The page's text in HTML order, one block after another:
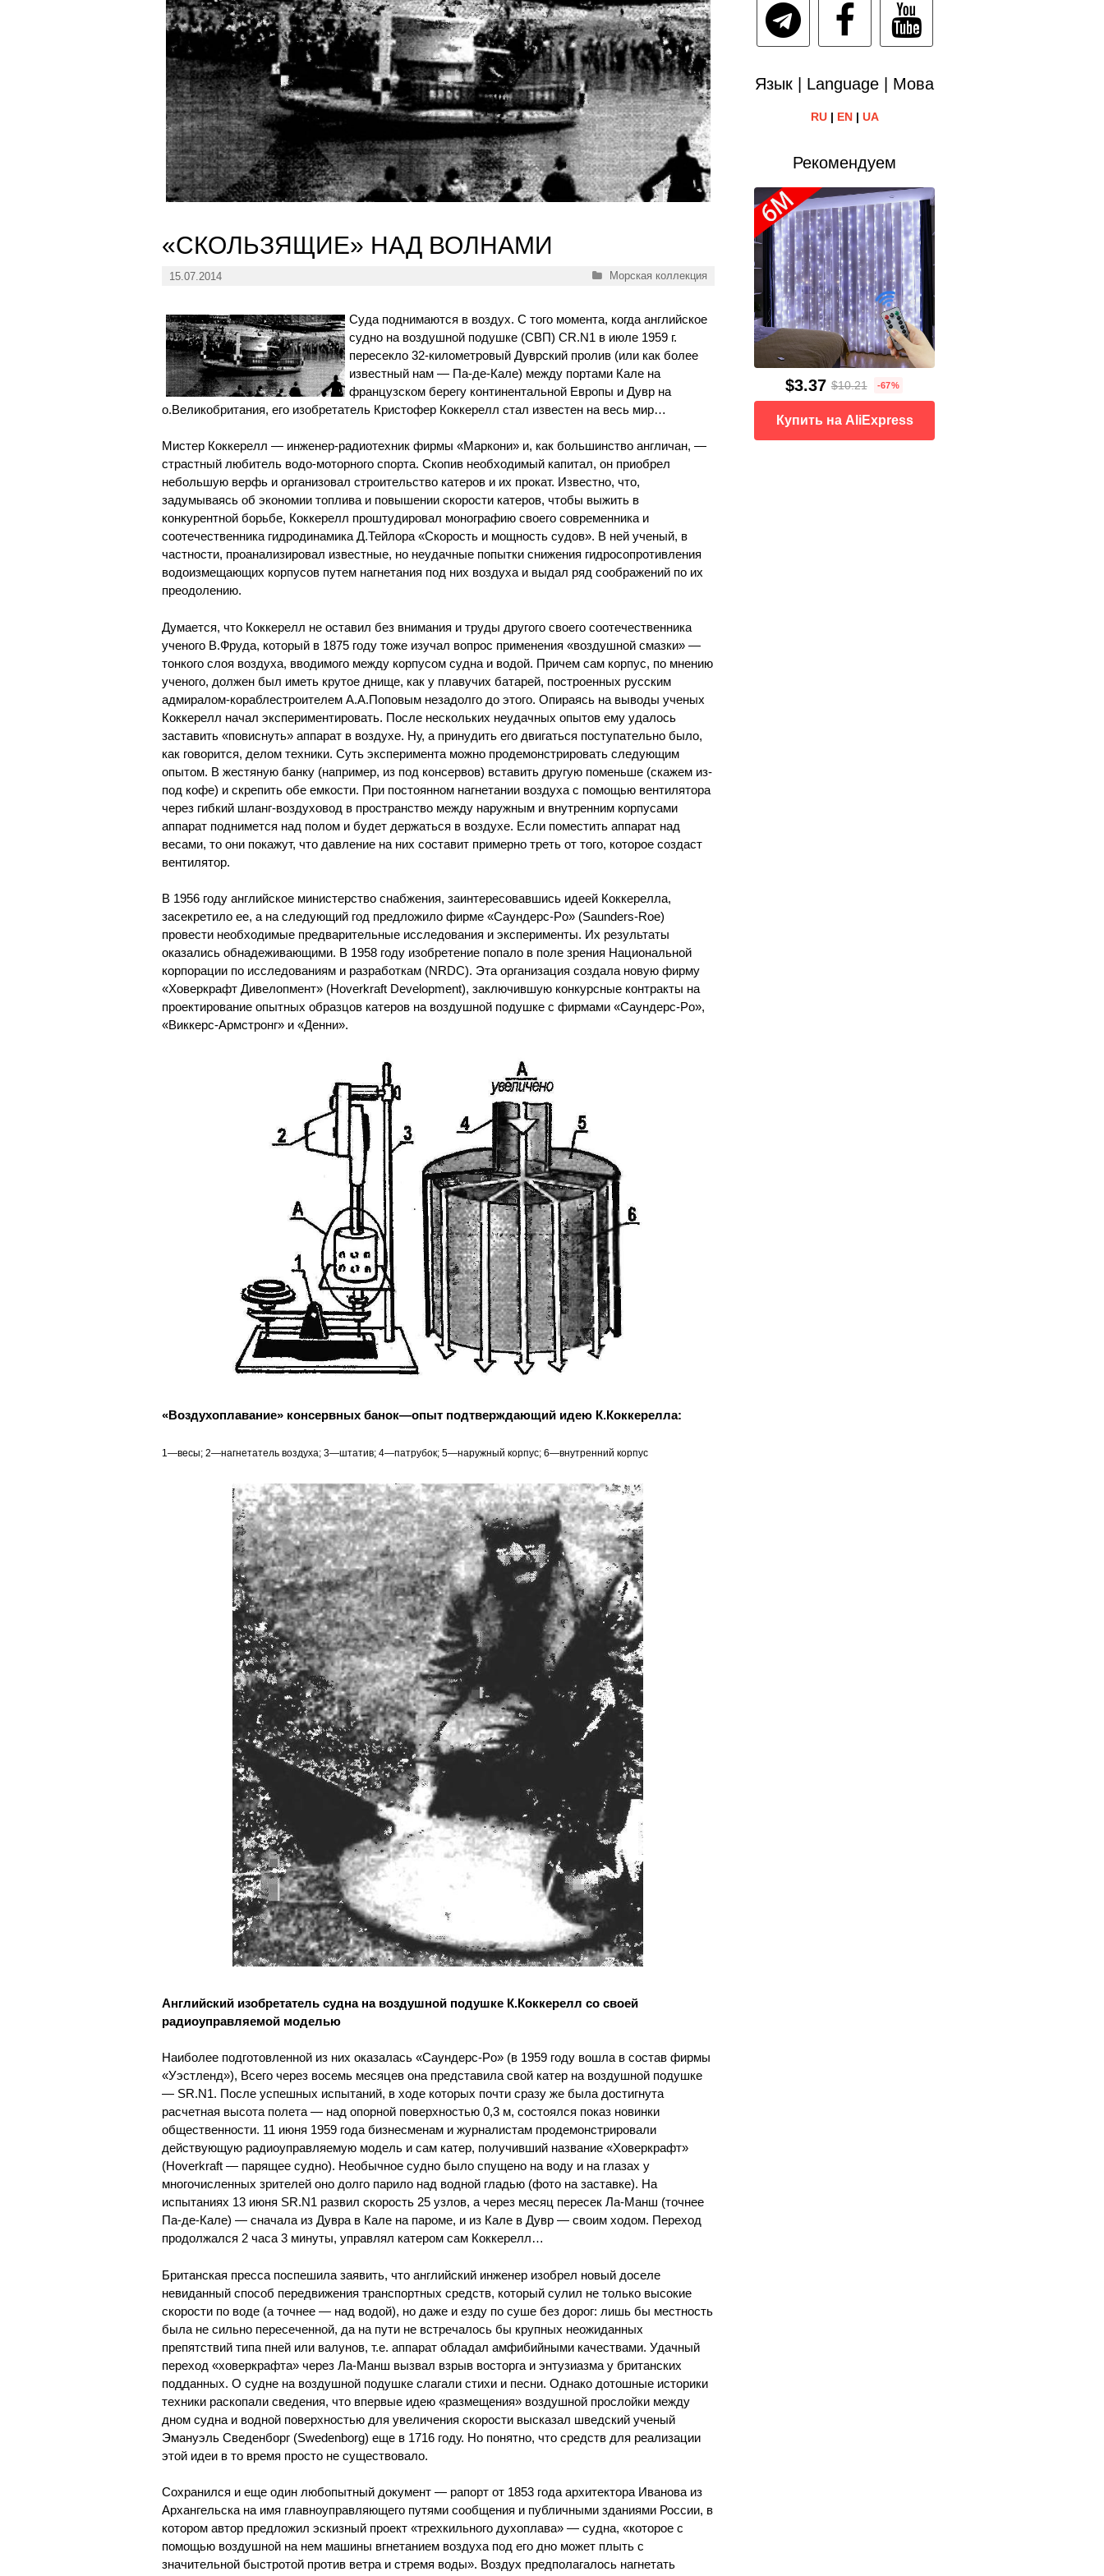
«СКОЛЬЗЯЩИЕ» НАД ВОЛНАМИ
15.07.2014 Рубрики
Морская коллекция
Суда поднимаются в воздух. С того момента, когда английское
судно на воздушной подушке (СВП) CR.N1 в июле 1959 г.
пересекло 32-километровый Дуврский пролив (или как более
известный нам — Па-де-Кале) между портами Кале на
французском берегу континентальной Европы и Дувр на
о.Великобритания, его изобретатель Кристофер Коккерелл стал известен на весь мир…
Мистер Коккерелл — инженер-радиотехник фирмы «Маркони» и, как большинство англичан, —
страстный любитель водо-моторного спорта. Скопив необходимый капитал, он приобрел
небольшую верфь и организовал строительство катеров и их прокат. Известно, что,
задумываясь об экономии топлива и повышении скорости катеров, чтобы выжить в
конкурентной борьбе, Коккерелл проштудировал монографию своего современника и
соотечественника гидродинамика Д.Тейлора «Скорость и мощность судов». В ней ученый, в
частности, проанализировал известные, но неудачные попытки снижения гидросопротивления
водоизмещающих корпусов путем нагнетания под них воздуха и выдал ряд соображений по их
преодолению.
Думается, что Коккерелл не оставил без внимания и труды другого своего соотечественника
ученого В.Фруда, который в 1875 году тоже изучал вопрос применения «воздушной смазки» —
тонкого слоя воздуха, вводимого между корпусом судна и водой. Причем сам корпус, по мнению
ученого, должен был иметь крутое днище, как у плавучих батарей, построенных русским
адмиралом-кораблестроителем А.А.Поповым незадолго до этого. Опираясь на выводы ученых
Коккерелл начал экспериментировать. После нескольких неудачных опытов ему удалось
заставить «повиснуть» аппарат в воздухе. Ну, а принудить его двигаться поступательно было,
как говорится, делом техники. Суть эксперимента можно продемонстрировать следующим
опытом. В жестяную банку (например, из под консервов) вставить другую поменьше (скажем из-
под кофе) и скрепить обе емкости. При постоянном нагнетании воздуха с помощью вентилятора
через гибкий шланг-воздуховод в пространство между наружным и внутренним корпусами
аппарат поднимется над полом и будет держаться в воздухе. Если поместить аппарат над
весами, то они покажут, что давление на них составит примерно треть от того, которое создаст
вентилятор.
В 1956 году английское министерство снабжения, заинтересовавшись идеей Коккерелла,
засекретило ее, а на следующий год предложило фирме «Саундерс-Po» (Saunders-Roe)
провести необходимые предварительные исследования и эксперименты. Их результаты
оказались обнадеживающими. В 1958 году изобретение попало в поле зрения Национальной
корпорации по исследованиям и разработкам (NRDC). Эта организация создала новую фирму
«Ховеркрафт Дивелопмент» (Hoverkraft Development), заключившую конкурсные контракты на
проектирование опытных образцов катеров на воздушной подушке с фирмами «Саундерс-Po»,
«Виккерс-Армстронг» и «Денни».
«Воздухоплавание» консервных банок—опыт подтверждающий идею К.Коккерелла:
1—весы; 2—нагнетатель воздуха; 3—штатив; 4—патрубок; 5—наружный корпус; 6—внутренний корпус
Английский изобретатель судна на воздушной подушке К.Коккерелл со своей
радиоуправляемой моделью
Наиболее подготовленной из них оказалась «Саундерс-Po» (в 1959 году вошла в состав фирмы
«Уэстленд»), Всего через восемь месяцев она представила свой катер на воздушной подушке
— SR.N1. После успешных испытаний, в ходе которых почти сразу же была достигнута
расчетная высота полета — над опорной поверхностью 0,3 м, состоялся показ новинки
общественности. 11 июня 1959 года бизнесменам и журналистам продемонстрировали
действующую радиоуправляемую модель и сам катер, получивший название «Ховеркрафт»
(Hoverkraft — парящее судно). Необычное судно было спущено на воду и на глазах у
многочисленных зрителей оно долго парило над водной гладью (фото на заставке). На
испытаниях 13 июня SR.N1 развил скорость 25 узлов, а через месяц пересек Ла-Манш (точнее
Па-де-Кале) — сначала из Дувра в Кале на пароме, и из Кале в Дувр — своим ходом. Переход
продолжался 2 часа 3 минуты, управлял катером сам Коккерелл…
Британская пресса поспешила заявить, что английский инженер изобрел новый доселе
невиданный способ передвижения транспортных средств, который сулил не только высокие
скорости по воде (а точнее — над водой), но даже и езду по суше без дорог: лишь бы местность
была не сильно пересеченной, да на пути не встречалось бы крупных неожиданных
препятствий типа пней или валунов, т.е. аппарат обладал амфибийными качествами. Удачный
переход «ховеркрафта» через Ла-Манш вызвал взрыв восторга и энтузиазма у британских
подданных. О судне на воздушной подушке слагали стихи и песни. Однако дотошные историки
техники раскопали сведения, что впервые идею «размещения» воздушной прослойки между
дном судна и водной поверхностью для увеличения скорости высказал шведский ученый
Эмануэль Сведенборг (Swedenborg) еще в 1716 году. Но понятно, что средств для реализации
этой идеи в то время просто не существовало.
Сохранился и еще один любопытный документ — рапорт от 1853 года архитектора Иванова из
Архангельска на имя главноуправляющего путями сообщения и публичными зданиями России, в
котором автор предложил эскизный проект «трехкильного духоплава» — судна, «которое с
помощью воздушной на нем машины вгнетанием воздуха под его дно может плыть с
значительной быстротой против ветра и стремя воды». Воздух предполагалось нагнетать
Язык | Language | Мова
RU| EN| UA
Рекомендуем
$3.37 $10.21 -67%
Купить на AliExpress